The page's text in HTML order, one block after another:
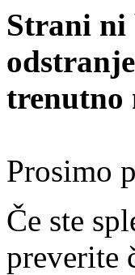
Strani ni
trenutno
Prosimo
Če ste
preverite